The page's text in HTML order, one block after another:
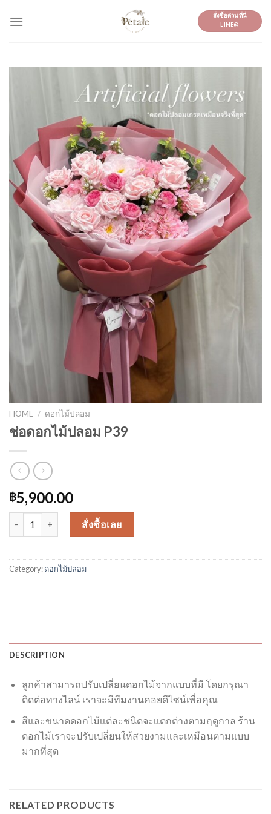
สั่งซื้อด่วนที่นี่
LINE@
HOME / ดอกไม้ปลอม
ช่อดอกไม้ปลอม P39
฿5,900.00
ช่อดอกไม้ปลอม P39 quantity
สั่งซื้อเลย
Category:ดอกไม้ปลอม
DESCRIPTION
ลูกค้าสามารถปรับเปลี่ยนดอกไม้จากแบบที่มี โดยกรุณา
ติดต่อทางไลน์ เราจะมีทีมงานคอยดีไซน์เพื่อคุณ
สีและขนาดดอกไม้เเต่ละชนิดจะเเตกต่างตามฤดูกาล ร้าน
ดอกไม้เราจะปรับเปลี่ยนให้สวยงามและเหมือนตามแบบ
มากที่สุด
RELATED PRODUCTS